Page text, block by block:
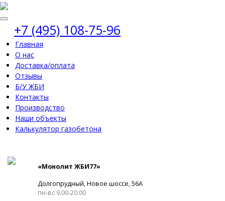
+7 (495) 108-75-96
Главная
О нас
Доставка/оплата
Отзывы
Б/У ЖБИ
Контакты
Производство
Наши объекты
Калькулятор газобетона
«Монолит ЖБИ77»
Долгопрудный, Новое шоссе, 56А
пн-вс 9.00-20.00